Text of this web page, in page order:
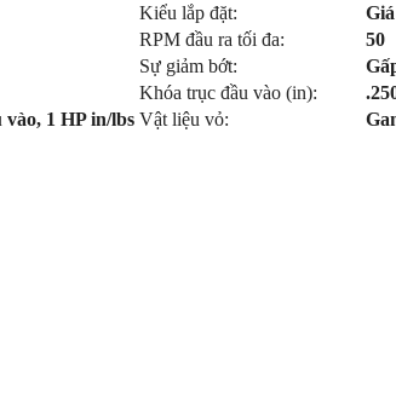
Kiểu lắp đặt:
RPM đầu ra tối đa:
50
Sự giảm bớt:
Khóa trục đầu vào (in):
vào, 1 HP in/lbs Vật liệu vỏ: